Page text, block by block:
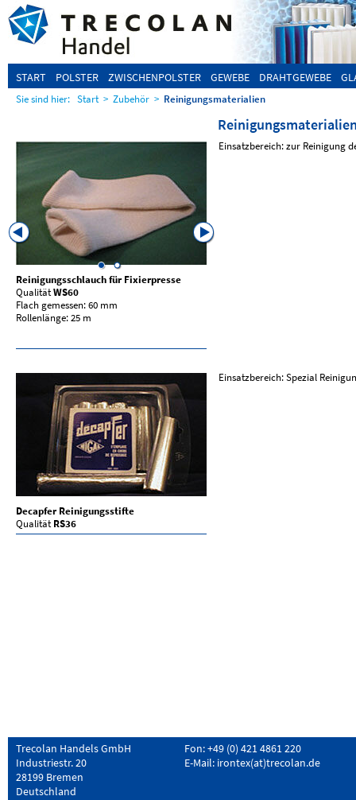
START POLSTER ZWISCHENPOLSTER GEWEBE DRAHTGEWEBE
Sie sind hier: Start > Zubehör > Reinigungsmaterialien
Einsatzbereich: zur Reinigung
Reinigungsschlauch für Fixierpresse
QualitätWS60
Flach gemessen: 60 mm
Rollenlänge: 25 m
Einsatzbereich: Spezial
Decapfer Reinigungsstifte
Qualität RS36
Trecolan Handels GmbH
Industriestr. 20
28199 Bremen
Deutschland
Fon: +49 (0) 421 4861 220
E-Mail: irontex(at)trecolan.de